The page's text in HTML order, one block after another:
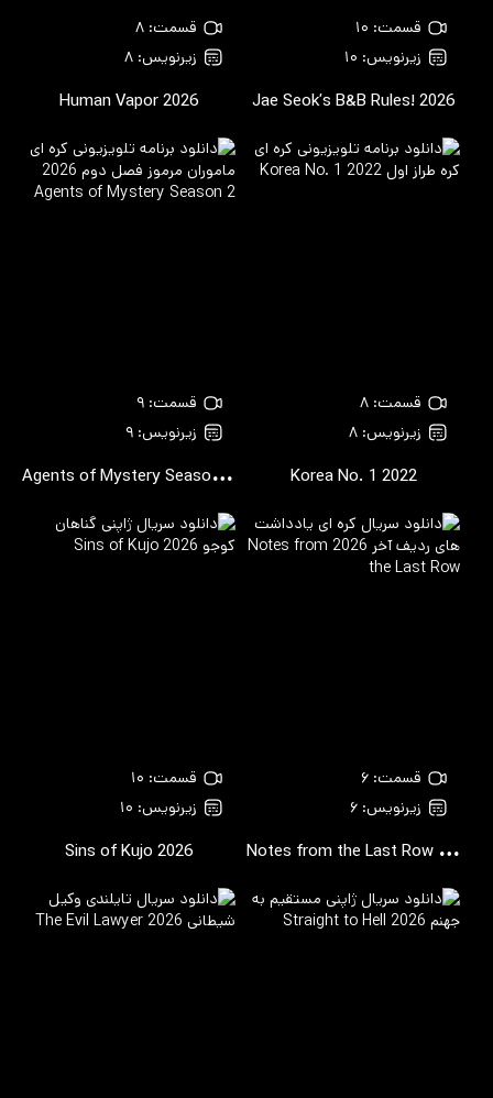
قسمت: ۱۰
زیرنویس: ۱۰
Jae Seok’s B&B Rules!2026
قسمت: ۸
زیرنویس: ۸
Human Vapor2026
قسمت: ۸
زیرنویس: ۸
Korea No. 1 2022
قسمت: ۹
زیرنویس: ۹
A
gents of Mystery Season 2
قسمت: ۶
زیرنویس: ۶
N
otes from the Last Row
2026
قسمت: ۱۰
زیرنویس: ۱۰
Sins of Kujo 2026